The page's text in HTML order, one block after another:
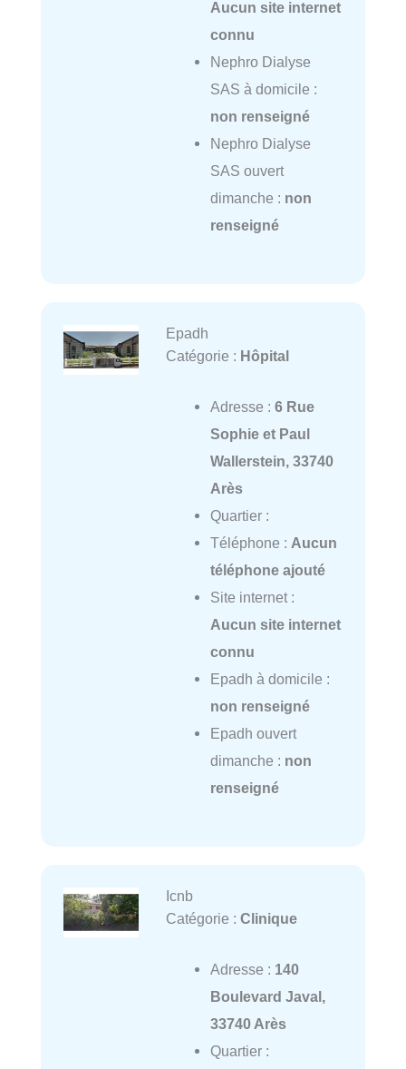
Aucun site internet
connu
Nephro Dialyse
SAS à domicile :
non renseigné
Nephro Dialyse
SAS ouvert
dimanche : non
renseigné
Epadh
Catégorie : Hôpital
Adresse : 6 Rue
Sophie et Paul
Wallerstein, 33740
Arès
Quartier :
Téléphone : Aucun
téléphone ajouté
Site internet :
Aucun site internet
connu
Epadh à domicile :
non renseigné
Epadh ouvert
dimanche : non
renseigné
Icnb
Catégorie : Clinique
Adresse : 140
Boulevard Javal,
33740 Arès
Quartier :